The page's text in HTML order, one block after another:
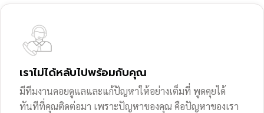
เราไม่ได้หลับไปพร้อมกับคุณ
มีทีมงานคอยดูแลและแก้ปัญหาให้อย่างเต็มที่ พูดคุยได้
ทันทีที่คุณติดต่อมา เพราะปัญหาของคุณ คือปัญหาของเรา